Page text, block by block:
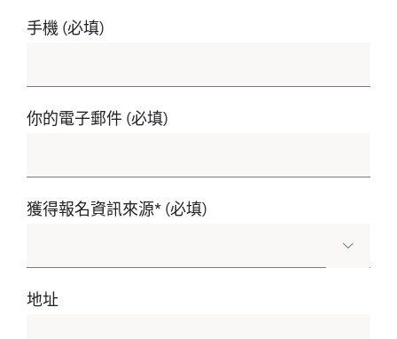
手機 (必填)
你的電子郵件 (必填)
獲得報名資訊來源* (必填)

地址